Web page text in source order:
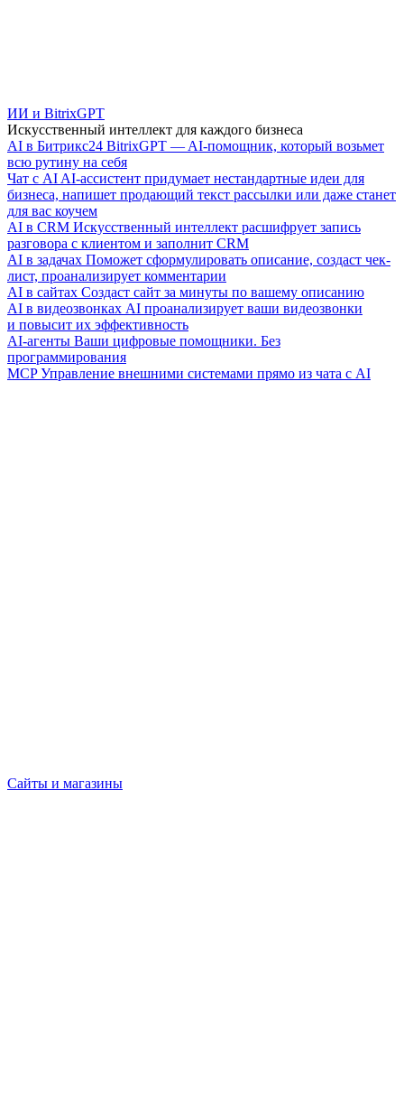
ИИ и BitrixGPT
Искусственный интеллект для каждого бизнеса
AI в Битрикс24 BitrixGPT — AI-помощник, который возьмет
всю рутину на себя
Чат с AI AI-ассистент придумает нестандартные идеи для
бизнеса, напишет продающий текст рассылки или даже станет
для вас коучем
AI в CRM Искусственный интеллект расшифрует запись
разговора с клиентом и заполнит CRM
AI в задачах Поможет сформулировать описание, создаст чек-
лист, проанализирует комментарии
AI в сайтах Создаст сайт за минуты по вашему описанию
AI в видеозвонках AI проанализирует ваши видеозвонки
и повысит их эффективность
AI-агенты Ваши цифровые помощники. Без
программирования
MCP Управление внешними системами прямо из чата с AI
Сайты и магазины